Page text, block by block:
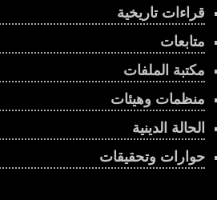
قراءات تاريخية
متابعات
مكتبة الملفات
منظمات وهيئات
الحالة الدينية
حوارات وتحقيقات